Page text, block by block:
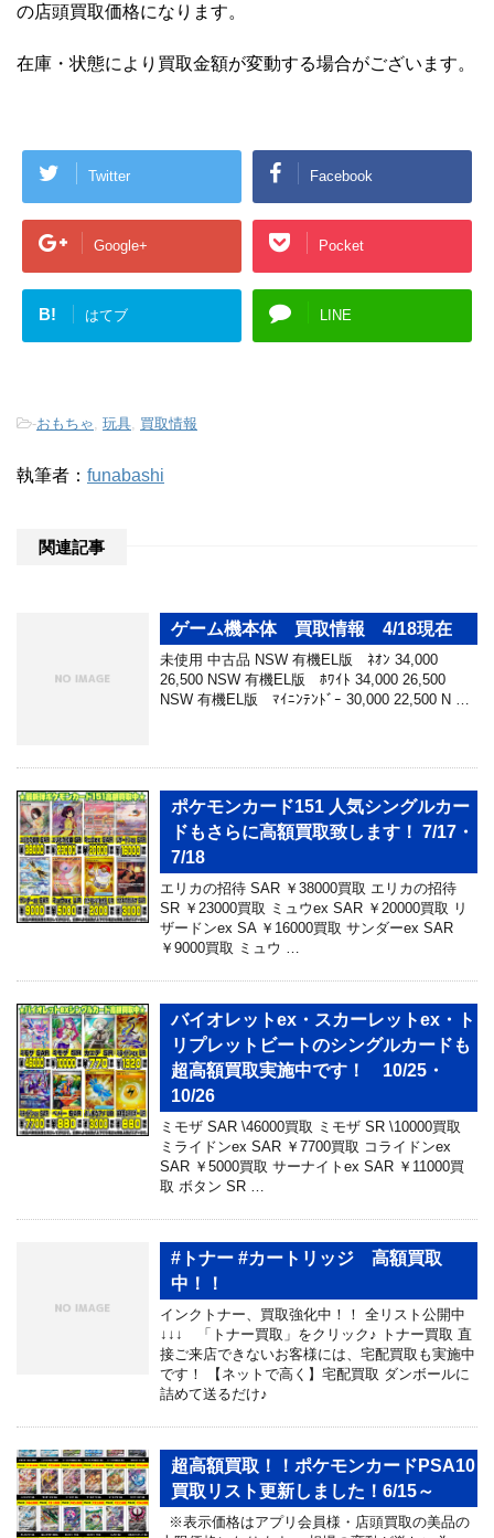
の店頭買取価格になります。
在庫・状態により買取金額が変動する場合がございます。
Twitter Facebook
Google+ Pocket
B! はてブ LINE
-おもちゃ 玩具 買取情報
執筆者： funabashi
関連記事
ゲーム機本体 買取情報 4/18現在
未使用 中古品 NSW 有機EL版 ﾈｵﾝ 34,000
26,500 NSW 有機EL版 ﾎﾜｲﾄ 34,000 26,500
NSW 有機EL版 ﾏｲﾆﾝﾃﾝﾄﾞｰ 30,000 22,500 N …
ポケモンカード151 人気シングルカー
ドもさらに高額買取致します！ 7/17・
7/18
エリカの招待 SAR ￥38000買取 エリカの招待
SR ￥23000買取 ミュウex SAR ￥20000買取 リ
ザードンex SA ￥16000買取 サンダーex SAR
￥9000買取 ミュウ …
バイオレットex・スカーレットex・ト
リプレットビートのシングルカードも
超高額買取実施中です！ 10/25・
10/26
ミモザ SAR \46000買取 ミモザ SR \10000買取
ミライドンex SAR ￥7700買取 コライドンex
SAR ￥5000買取 サーナイトex SAR ￥11000買
取 ボタン SR …
#トナー #カートリッジ 高額買取
中！！
インクトナー、買取強化中！！ 全リスト公開中
↓↓↓ 「トナー買取」をクリック♪ トナー買取 直
接ご来店できないお客様には、宅配買取も実施中
です！ 【ネットで高く】宅配買取 ダンボールに
詰めて送るだけ♪
超高額買取！！ポケモンカードPSA10
買取リスト更新しました！6/15～
※表示価格はアプリ会員様・店頭買取の美品の